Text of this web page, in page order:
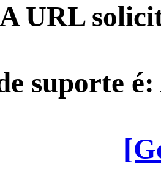
A URL
suporte